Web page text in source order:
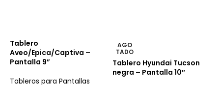
Tablero
Aveo/Epica/Captiva –
Pantalla 9”
Tableros para Pantallas
AGO
TADO
Tablero Hyundai Tucson
negra – Pantalla 10″